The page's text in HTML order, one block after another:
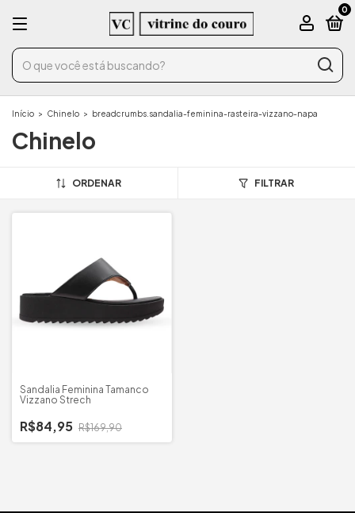
0
Início > Chinelo > breadcrumbs.sandalia-feminina-rasteira-vizzano-napa
Chinelo
ORDENAR FILTRAR
Sandalia Feminina Tamanco
Vizzano Strech
R$84,95 R$169,90